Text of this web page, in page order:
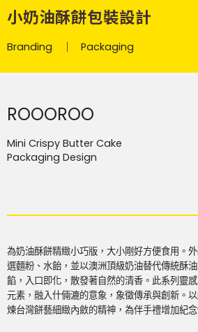
小奶油酥餅包裝設計
Branding Packaging
ROOOROO
Mini Crispy Butter Cake
Packaging Design
為奶油酥餅精緻小巧版，大小剛好方便食用。
選麵粉、水飴，並以澳洲頂級奶油替代傳統酥
餡，入口即化，散發著自然的清香。此系列靈
元素，融入什倆漉的意象，象徵傳承與創新。
煉台灣餅藝細緻內斂的精神，為伴手禮增加紀念